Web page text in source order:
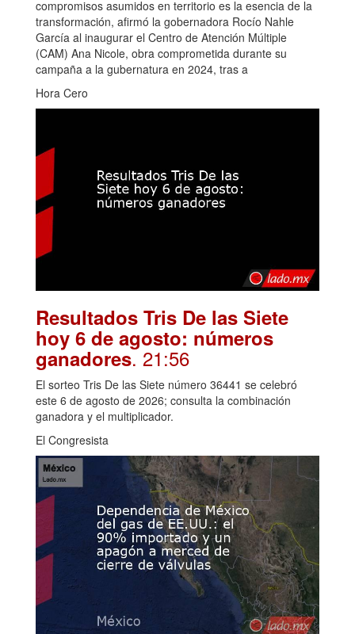
compromisos asumidos en territorio es la esencia de la
transformación, afirmó la gobernadora Rocío Nahle
García al inaugurar el Centro de Atención Múltiple
(CAM) Ana Nicole, obra comprometida durante su
campaña a la gubernatura en 2024, tras a
Hora Cero
Resultados Tris De las Siete
hoy 6 de agosto: números
ganadores. 21:56
El sorteo Tris De las Siete número 36441 se celebró
este 6 de agosto de 2026; consulta la combinación
ganadora y el multiplicador.
El Congresista